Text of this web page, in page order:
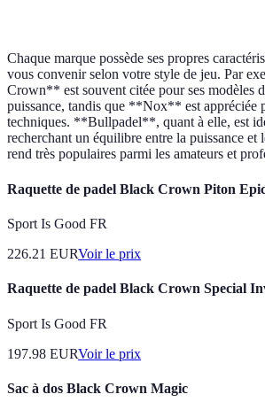
Chaque marque possède ses propres
vous convenir selon votre style de jeu. Par
Crown** est souvent citée pour ses modèles
puissance, tandis que **Nox** est appréciée
techniques. **Bullpadel**, quant à elle, est
recherchant un équilibre entre la puissance et
rend très populaires parmi les amateurs et
Raquette de padel Black Crown Piton
Sport Is Good FR
226.21 EURVoir le prix
Raquette de padel Black Crown Special
Sport Is Good FR
197.98 EURVoir le prix
Sac à dos Black Crown Magic